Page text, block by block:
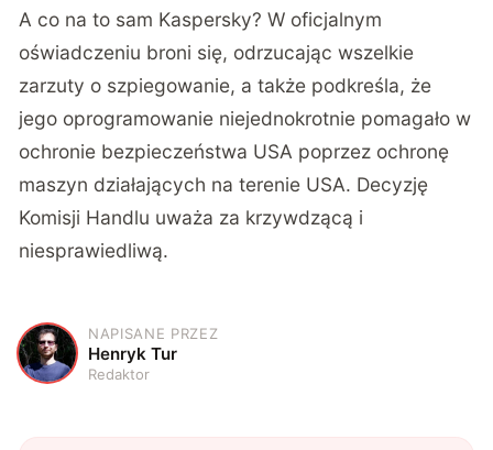
A co na to sam Kaspersky? W oficjalnym
oświadczeniu broni się, odrzucając wszelkie
zarzuty o szpiegowanie, a także podkreśla, że
jego oprogramowanie niejednokrotnie pomagało w
ochronie bezpieczeństwa USA poprzez ochronę
maszyn działających na terenie USA. Decyzję
Komisji Handlu uważa za krzywdzącą i
niesprawiedliwą.
H
NAPISANE PRZEZ
Henryk Tur
Redaktor